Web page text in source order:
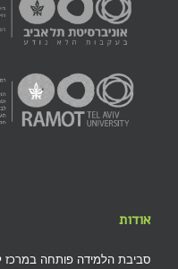
אודות
סביבת הלמידה פותחה במרכז